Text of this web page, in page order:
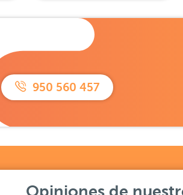
950 560 457
Opiniones de